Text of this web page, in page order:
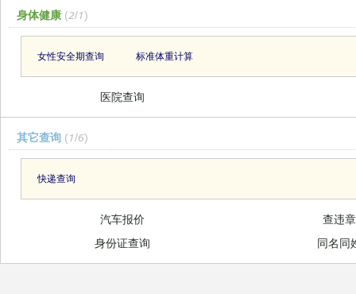
身体健康 (2/1)
女性安全期查询 标准体重计算
医院查询
其它查询 (1/6)
快递查询
汽车报价
查违
身份证查询
同名同